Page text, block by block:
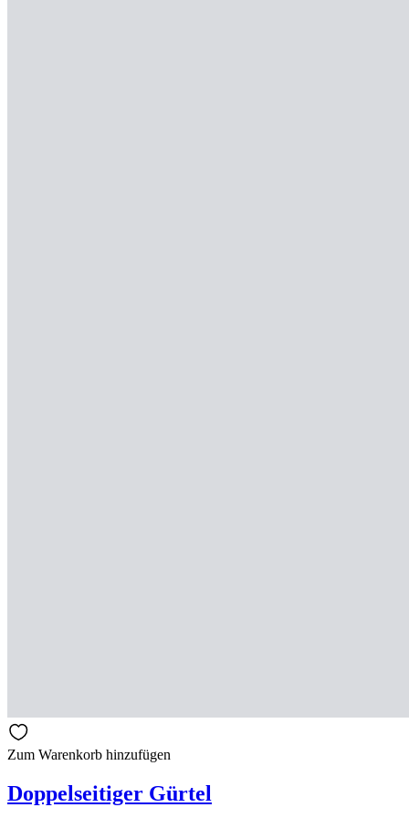
Zum Warenkorb hinzufügen
Doppelseitiger Gürtel